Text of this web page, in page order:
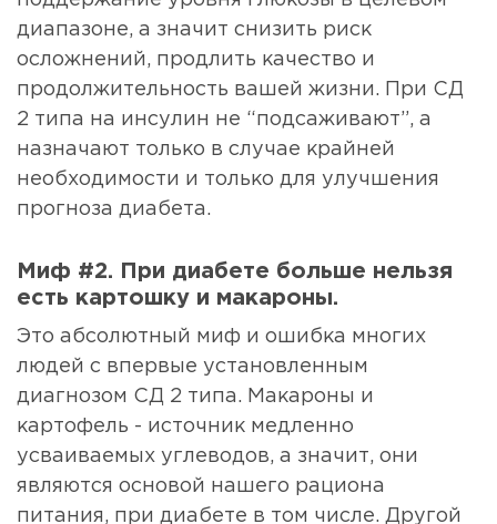
диапазоне, а значит снизить риск
осложнений, продлить качество и
продолжительность вашей жизни. При СД
2 типа на инсулин не “подсаживают”, а
назначают только в случае крайней
необходимости и только для улучшения
прогноза диабета.
Миф #2. При диабете больше нельзя
есть картошку и макароны.
Это абсолютный миф и ошибка многих
людей с впервые установленным
диагнозом СД 2 типа. Макароны и
картофель - источник медленно
усваиваемых углеводов, а значит, они
являются основой нашего рациона
питания, при диабете в том числе. Другой